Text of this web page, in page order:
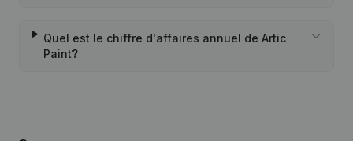
Quel est le chiffre d'affaires annuel de Artic
Paint?